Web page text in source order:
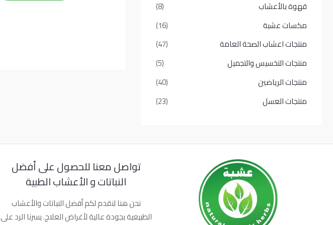
قهوة بالأعشاب
(8)
مكسات عشبة
(16)
منتجات اعشاب الصحة العامة
(47)
منتجات التخسيس والتجميل
(5)
منتجات الرياضين
(40)
منتجات العسل
(23)
تواصل معنا للحصول على أفضل
النباتات و الأعشاب الطبية
نحن هنا لنقدم لكم أفضل النباتات والأعشاب
الطبيعية بجودة عالية لأغراض العلاج. يسرنا الرد على